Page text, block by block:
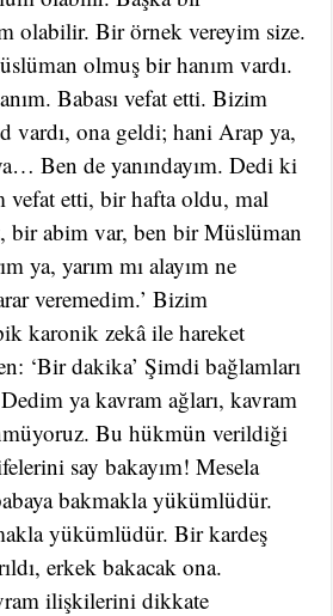
olabilir. Bir örnek vereyim size.
olmuş bir hanım vardı.
Babası vefat etti. Bizim
vardı, ona geldi; hani Arap ya,
Ben de yanındayım. Dedi ki
vefat etti, bir hafta oldu, mal
bir abim var, ben bir Müslüman
ya, yarım mı alayım ne
veremedim.’ Bizim
karonik zekâ ile hareket
‘Bir dakika’ Şimdi bağlamları
ya kavram ağları, kavram
Bu hükmün verildiği
say bakayım! Mesela
bakmakla yükümlüdür.
yükümlüdür. Bir kardeş
erkek bakacak ona.
ilişkilerini dikkate